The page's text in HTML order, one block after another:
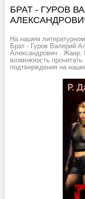
БРАТ - ГУРОВ
На нашем
Брат - Гуров Валерий
Александрович . Жанр:
возможность
подтверждения на